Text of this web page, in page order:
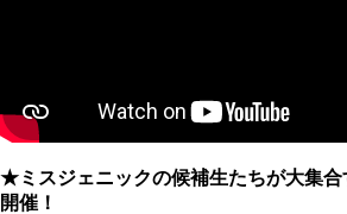
★ミスジェニックの候補生たちが大集合
開催！